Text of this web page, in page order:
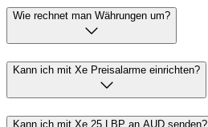
Wie rechnet man Währungen um?
Kann ich mit Xe Preisalarme einrichten?
Kann ich mit Xe 25 LBP an AUD senden?